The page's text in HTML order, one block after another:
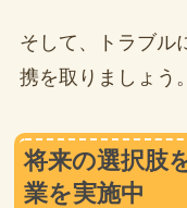
そして、トラブル
携を取りましょう。
将来の選択肢
業を実施中